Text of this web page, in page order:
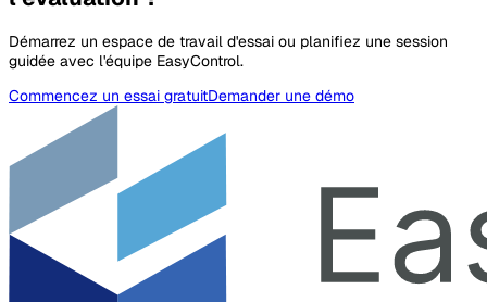
Démarrez un espace de travail d'essai ou planifiez une session
guidée avec l'équipe EasyControl.
Commencez un essai gratuitDemander une démo